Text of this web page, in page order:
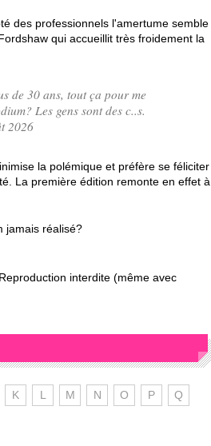
des professionnels l'amertume semble
qui accueillit très froidement la
de 30 ans, tout ça pour me
Les gens sont des c..s.
2026
la polémique et préfère se féliciter
La première édition remonte en effet à
jamais réalisé?
interdite (même avec
K L M N O P Q